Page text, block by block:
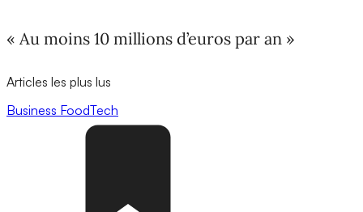
« Au moins 10 millions d’euros par an »
Articles les plus lus
Business FoodTech